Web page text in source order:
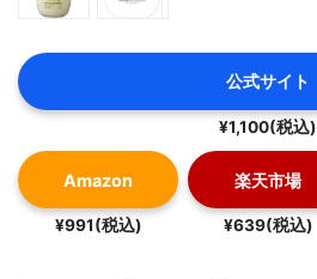
公式サイト
¥1,100(税込)
Amazon
¥991(税込)
楽天市場
¥639(税込)